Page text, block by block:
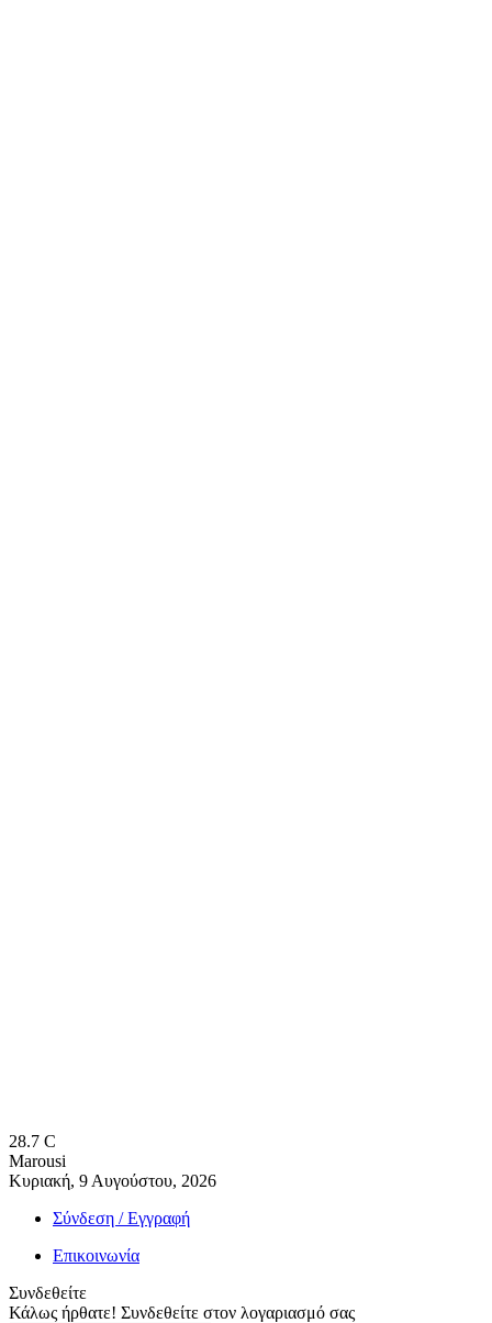
28.7 C
Marousi
Κυριακή, 9 Αυγούστου, 2026
Σύνδεση / Εγγραφή
Επικοινωνία
Συνδεθείτε
Κάλως ήρθατε! Συνδεθείτε στον λογαριασμό σας